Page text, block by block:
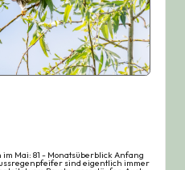
Mai: 81 - Monatsüberblick Anfang
sind eigentlich immer